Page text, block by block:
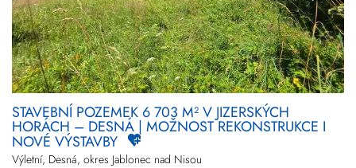
STAVEBNÍ POZEMEK 6 703 M² V JIZERSKÝCH
HORÁCH – DESNÁ | MOŽNOST REKONSTRUKCE I
NOVÉ VÝSTAVBY
Výletní, Desná, okres Jablonec nad Nisou